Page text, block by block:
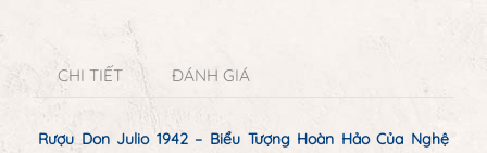
CHI TIẾT ĐÁNH GIÁ
Rượu Don Julio 1942 – Biểu Tượng Hoàn Hảo Của Nghệ